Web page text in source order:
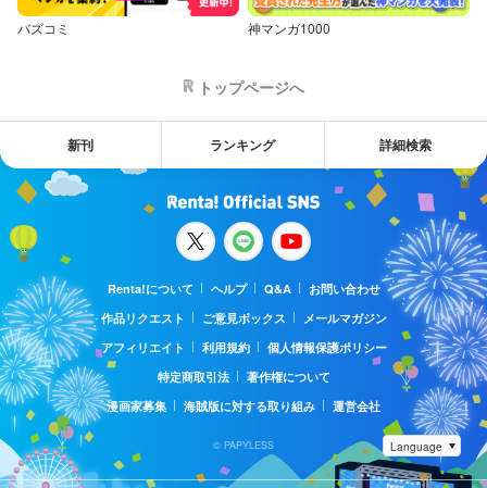
バズコミ 神マンガ1000
トップページへ
新刊 ランキング 詳細検索
Renta!について ヘルプ Q&A
お問い合わせ
作品リクエスト
ご意見ボックス
メールマガジン
アフィリエイト
利用規約
個人情報保護ポリシー
特定商取引法
著作権について
漫画家募集
海賊版に対する取り組み 運営会社
© PAPYLESS